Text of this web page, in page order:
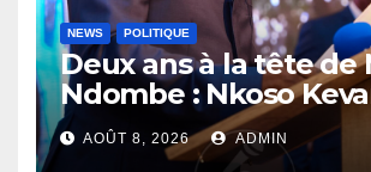
NEWS POLITIQUE
Deux ans à la tête de
Ndombe : Nkoso
défend son bilan et
sécurité sa priorité
AOÛT 8, 2026 ADMIN